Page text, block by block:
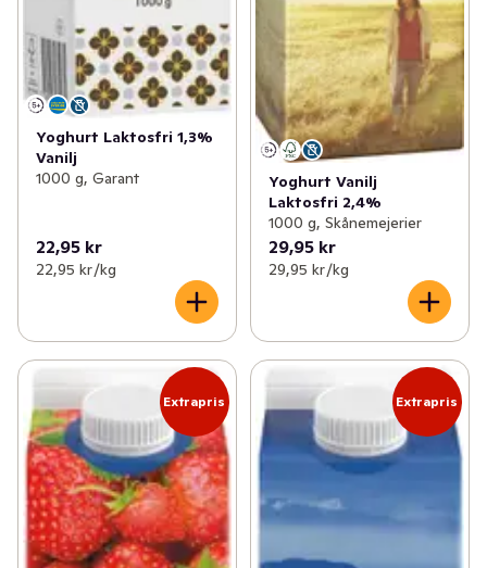
Yoghurt Laktosfri 1,3%
Vanilj
1000 g, Garant
22,95 kr
22,95 kr /kg
Yoghurt Vanilj
Laktosfri 2,4%
1000 g, Skånemejerier
29,95 kr
29,95 kr /kg
Extrapris Extrapris